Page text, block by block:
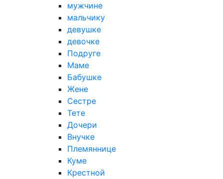
мужчине
мальчику
девушке
девочке
Подруге
Маме
Бабушке
Жене
Сестре
Тете
Дочери
Внучке
Племяннице
Куме
Крестной